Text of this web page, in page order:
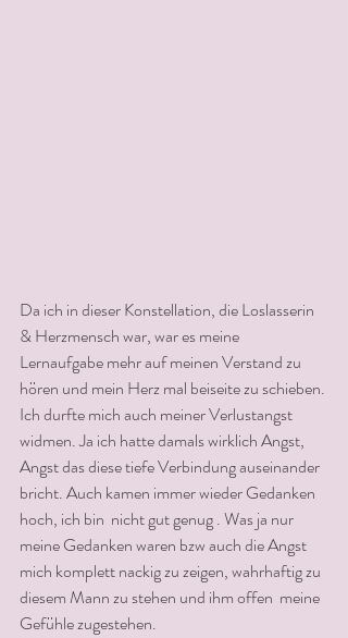
Da ich in dieser Konstellation, die Loslasserin
& Herzmensch war, war es meine
Lernaufgabe mehr auf meinen Verstand zu
hören und mein Herz mal beiseite zu schieben.
Ich durfte mich auch meiner Verlustangst
widmen. Ja ich hatte damals wirklich Angst,
Angst das diese tiefe Verbindung auseinander
bricht. Auch kamen immer wieder Gedanken
hoch, ich bin  nicht gut genug . Was ja nur
meine Gedanken waren bzw auch die Angst
mich komplett nackig zu zeigen, wahrhaftig zu
diesem Mann zu stehen und ihm offen  meine
Gefühle zugestehen.